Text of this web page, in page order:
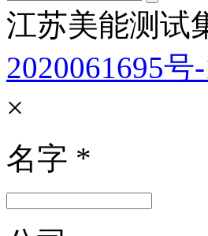
江苏美能测试
2020061695号
×
名字 *